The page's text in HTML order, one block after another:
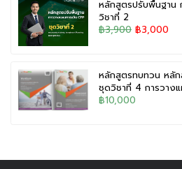
หลักสูตรปรับพื้นฐาน
วิชาที่ 2
฿3,900 ฿3,000
หลักสูตรทบทวน หลัก
ชุดวิชาที่ 4 การวาง
฿10,000